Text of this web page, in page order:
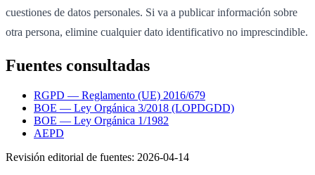
cuestiones de datos personales. Si va a publicar información sobre
otra persona, elimine cualquier dato identificativo no imprescindible.
Fuentes consultadas
RGPD — Reglamento (UE) 2016/679
BOE — Ley Orgánica 3/2018 (LOPDGDD)
BOE — Ley Orgánica 1/1982
AEPD
Revisión editorial de fuentes: 2026-04-14